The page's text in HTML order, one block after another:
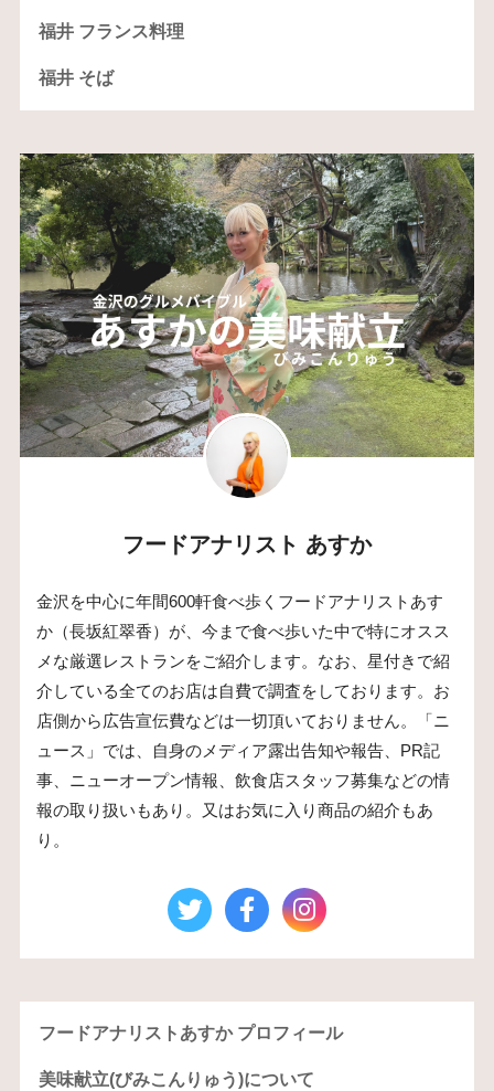
福井 フランス料理
福井 そば
フードアナリスト あすか
金沢を中心に年間600軒食べ歩くフードアナリストあす
か（長坂紅翠香）が、今まで食べ歩いた中で特にオスス
メな厳選レストランをご紹介します。なお、星付きで紹
介している全てのお店は自費で調査をしております。お
店側から広告宣伝費などは一切頂いておりません。「ニ
ュース」では、自身のメディア露出告知や報告、PR記
事、ニューオープン情報、飲食店スタッフ募集などの情
報の取り扱いもあり。又はお気に入り商品の紹介もあ
り。
フードアナリストあすか プロフィール
美味献立(びみこんりゅう)について